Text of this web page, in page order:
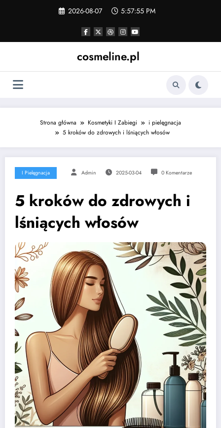
2026-08-07 5:57:55 PM
cosmeline.pl
Strona główna Kosmetyki I Zabiegi
i pielęgnacja
5 kroków do zdrowych i lśniących włosów
I Pielęgnacja Admin 2025-03-04 0 Komentarze
5 kroków do zdrowych i
lśniących włosów